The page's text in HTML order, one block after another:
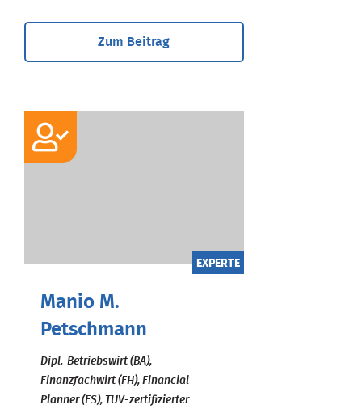
Zum Beitrag
EXPERTE
Manio M.
Petschmann
Dipl.-Betriebswirt (BA),
Finanzfachwirt (FH), Financial
Planner (FS), TÜV-zertifizierter